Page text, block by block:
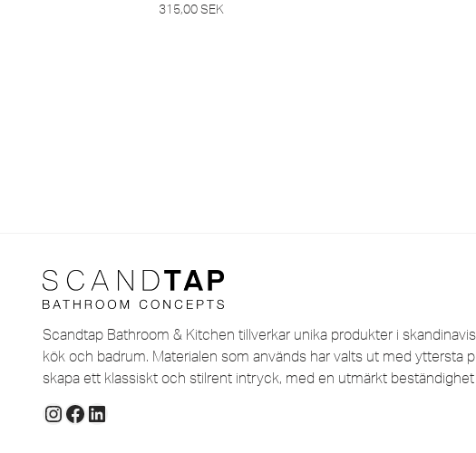
315,00SEK
Scandtap Bathroom & Kitchen tillverkar unika produkter i
kök och badrum. Materialen som används har valts ut med yttersta
skapa ett klassiskt och stilrent intryck, med en utmärkt beständighet